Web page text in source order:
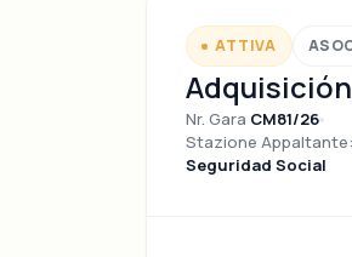
ATTIVA
Nr. Gara CM81/26
Stazione Appaltante:
Seguridad Social